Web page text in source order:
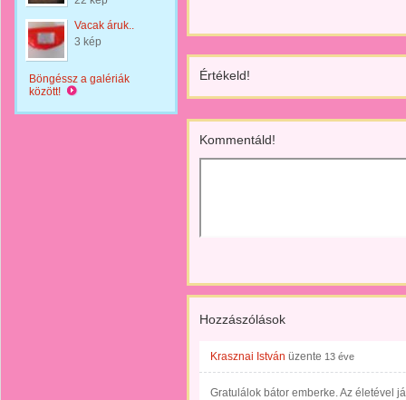
Vacak áruk..
3 kép
Böngéssz a galériák
között!
Értékeld!
Kommentáld!
Hozzászólások
Krasznai István üzente 13 éve
Gratulálok bátor emberke. Az életével